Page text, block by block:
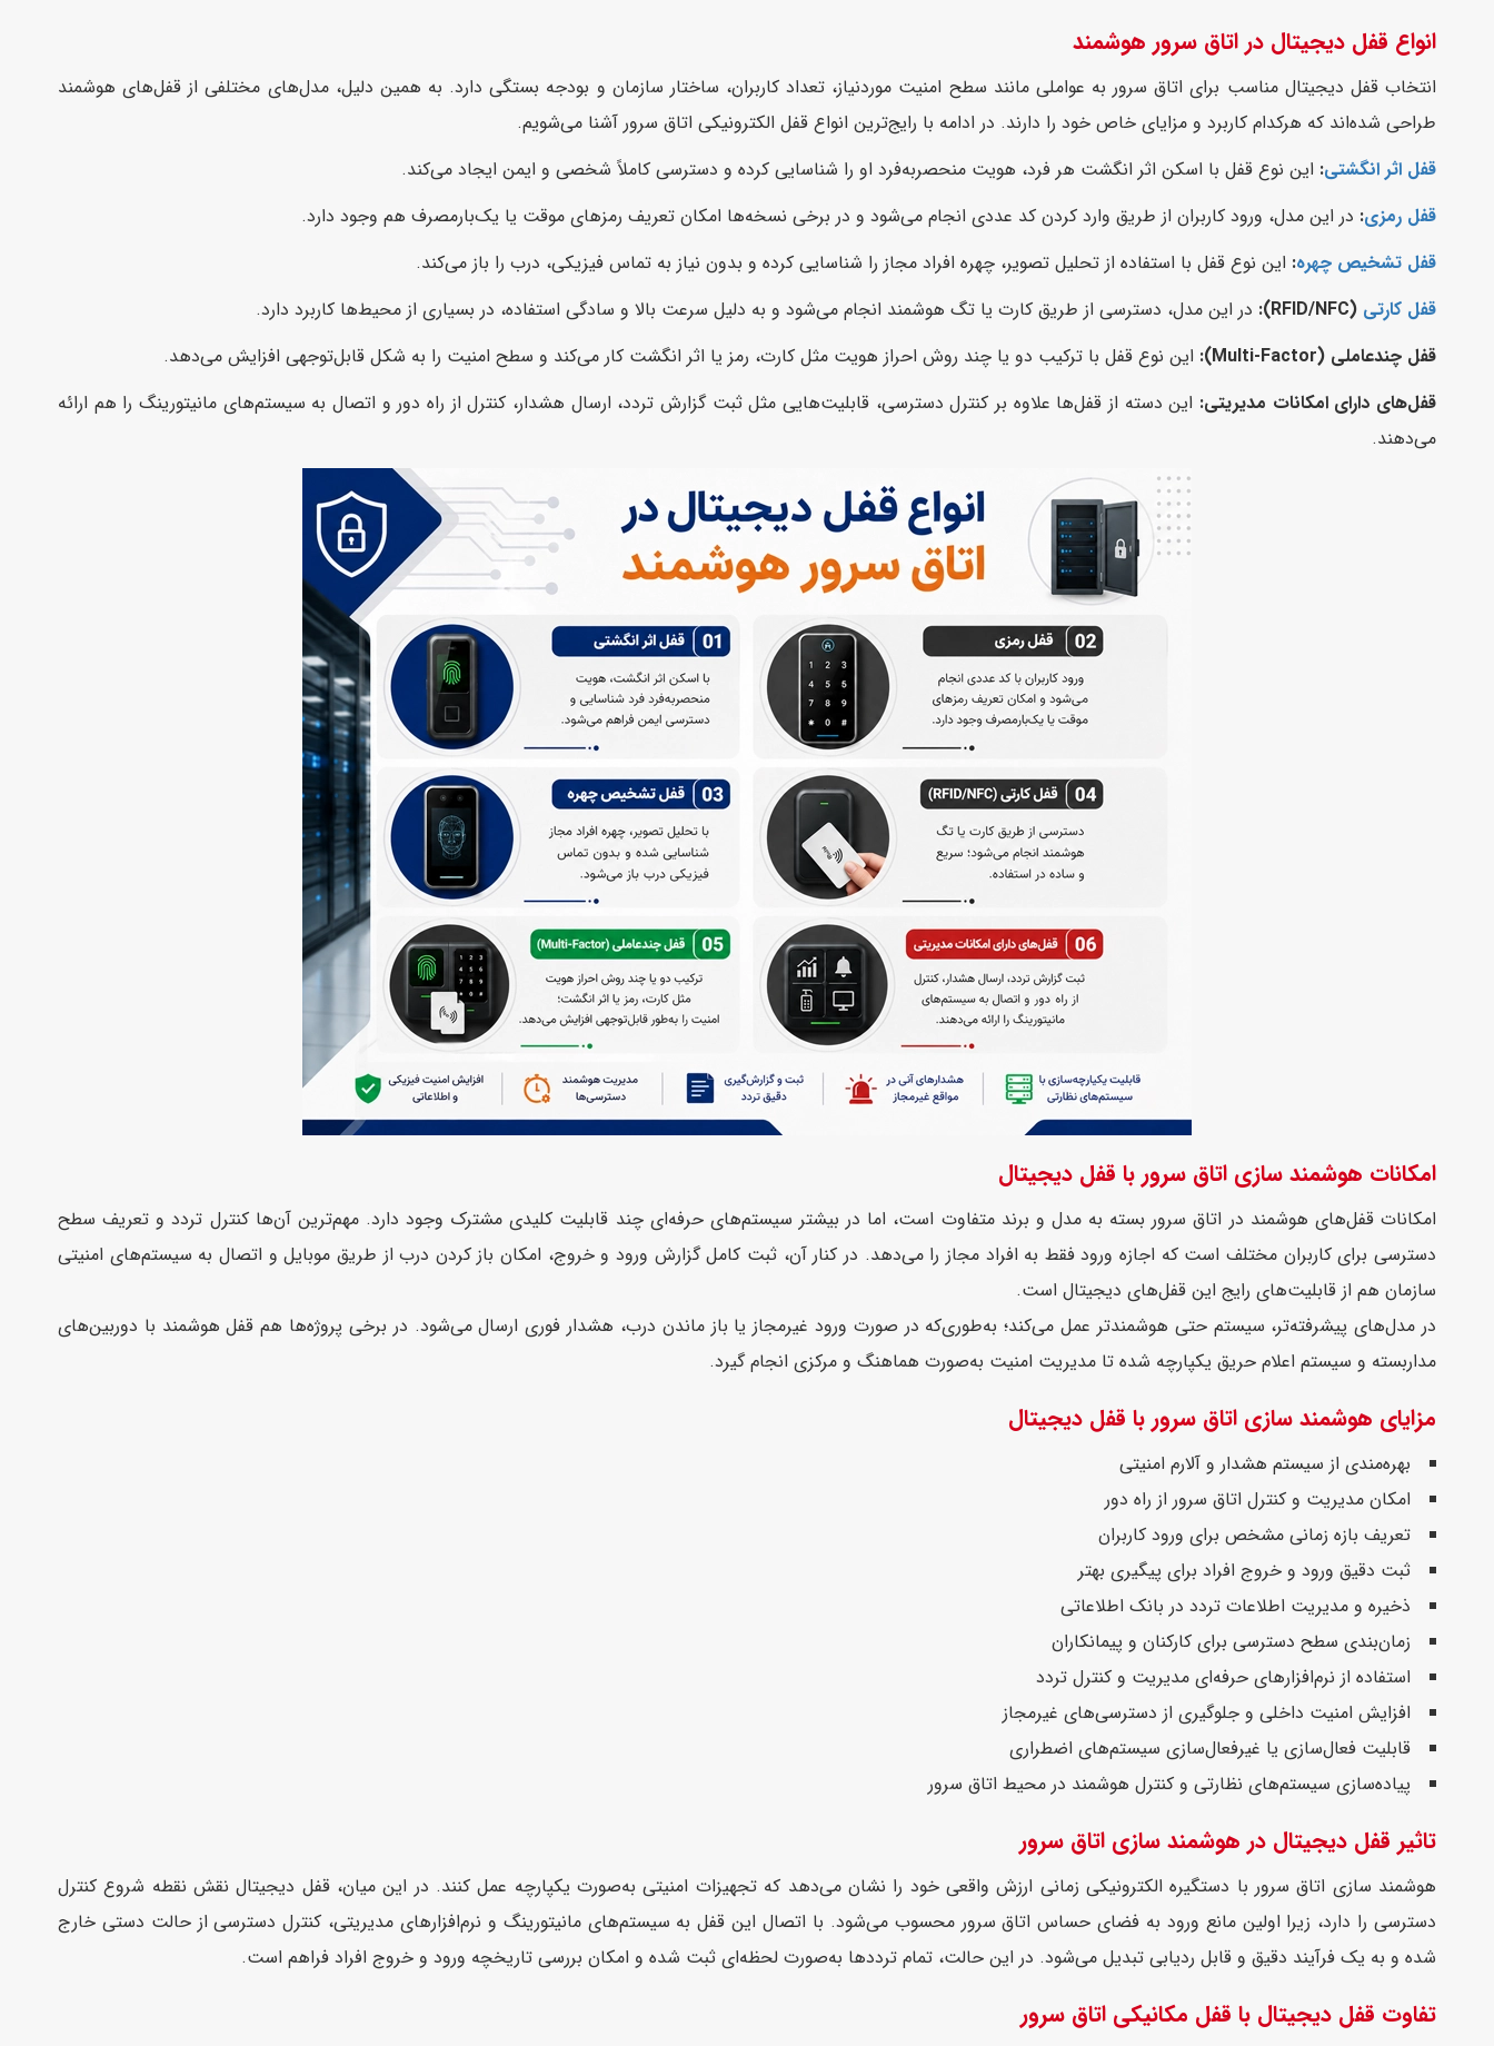
انواع قفل دیجیتال در اتاق سرور هوشمند
انتخاب قفل دیجیتال مناسب برای اتاق سرور به عواملی مانند سطح امنیت موردنیاز، تعداد کاربران، ساختار سازمان و بودجه بستگی دارد. به همین دلیل، مدل‌های مختلفی از قفل‌های هوشمند
طراحی شده‌اند که هرکدام کاربرد و مزایای خاص خود را دارند. در ادامه با رایج‌ترین انواع قفل الکترونیکی اتاق سرور آشنا می‌شویم.
قفل اثر انگشتی: این نوع قفل با اسکن اثر انگشت هر فرد، هویت منحصربه‌فرد او را شناسایی کرده و دسترسی کاملاً شخصی و ایمن ایجاد می‌کند.
قفل رمزی: در این مدل، ورود کاربران از طریق وارد کردن کد عددی انجام می‌شود و در برخی نسخه‌ها امکان تعریف رمزهای موقت یا یک‌بارمصرف هم وجود دارد.
قفل تشخیص چهره: این نوع قفل با استفاده از تحلیل تصویر، چهره افراد مجاز را شناسایی کرده و بدون نیاز به تماس فیزیکی، درب را باز می‌کند.
قفل کارتی (RFID/NFC):
در این مدل، دسترسی از طریق کارت یا تگ هوشمند انجام می‌شود و به دلیل سرعت بالا و سادگی استفاده، در بسیاری از محیط‌ها کاربرد دارد.
قفل چندعاملی (Multi-Factor):
این نوع قفل با ترکیب دو یا چند روش احراز هویت مثل کارت، رمز یا اثر انگشت کار می‌کند و سطح امنیت را به شکل قابل‌توجهی افزایش می‌دهد.
قفل‌های دارای امکانات مدیریتی: این دسته از قفل‌ها علاوه بر کنترل دسترسی، قابلیت‌هایی مثل ثبت گزارش تردد، ارسال هشدار، کنترل از راه دور و اتصال به سیستم‌های مانیتورینگ را هم ارائه
می‌دهند.
امکانات هوشمند سازی اتاق سرور با قفل دیجیتال
امکانات قفل‌های هوشمند در اتاق سرور بسته به مدل و برند متفاوت است، اما در بیشتر سیستم‌های حرفه‌ای چند قابلیت کلیدی مشترک وجود دارد. مهم‌ترین آن‌ها کنترل تردد و تعریف سطح
دسترسی برای کاربران مختلف است که اجازه ورود فقط به افراد مجاز را می‌دهد. در کنار آن، ثبت کامل گزارش ورود و خروج، امکان باز کردن درب از طریق موبایل و اتصال به سیستم‌های امنیتی
سازمان هم از قابلیت‌های رایج این قفل‌های دیجیتال است.
در مدل‌های پیشرفته‌تر، سیستم حتی هوشمندتر عمل می‌کند؛ به‌طوری‌که در صورت ورود غیرمجاز یا باز ماندن درب، هشدار فوری ارسال می‌شود. در برخی پروژه‌ها هم قفل هوشمند با دوربین‌های
مداربسته و سیستم اعلام حریق یکپارچه شده تا مدیریت امنیت به‌صورت هماهنگ و مرکزی انجام گیرد.
مزایای هوشمند سازی اتاق سرور با قفل دیجیتال
بهره‌مندی از سیستم هشدار و آلارم امنیتی
امکان مدیریت و کنترل اتاق سرور از راه دور
تعریف بازه زمانی مشخص برای ورود کاربران
ثبت دقیق ورود و خروج افراد برای پیگیری بهتر
ذخیره و مدیریت اطلاعات تردد در بانک اطلاعاتی
زمان‌بندی سطح دسترسی برای کارکنان و پیمانکاران
استفاده از نرم‌افزارهای حرفه‌ای مدیریت و کنترل تردد
افزایش امنیت داخلی و جلوگیری از دسترسی‌های غیرمجاز
قابلیت فعال‌سازی یا غیرفعال‌سازی سیستم‌های اضطراری
پیاده‌سازی سیستم‌های نظارتی و کنترل هوشمند در محیط اتاق سرور
تاثیر قفل دیجیتال در هوشمند سازی اتاق سرور
هوشمند سازی اتاق سرور با دستگیره الکترونیکی زمانی ارزش واقعی خود را نشان می‌دهد که تجهیزات امنیتی به‌صورت یکپارچه عمل کنند. در این میان، قفل دیجیتال نقش نقطه شروع کنترل
دسترسی را دارد، زیرا اولین مانع ورود به فضای حساس اتاق سرور محسوب می‌شود. با اتصال این قفل به سیستم‌های مانیتورینگ و نرم‌افزارهای مدیریتی، کنترل دسترسی از حالت دستی خارج
شده و به یک فرآیند دقیق و قابل ردیابی تبدیل می‌شود. در این حالت، تمام ترددها به‌صورت لحظه‌ای ثبت شده و امکان بررسی تاریخچه ورود و خروج افراد فراهم است.
تفاوت قفل دیجیتال با قفل مکانیکی اتاق سرور